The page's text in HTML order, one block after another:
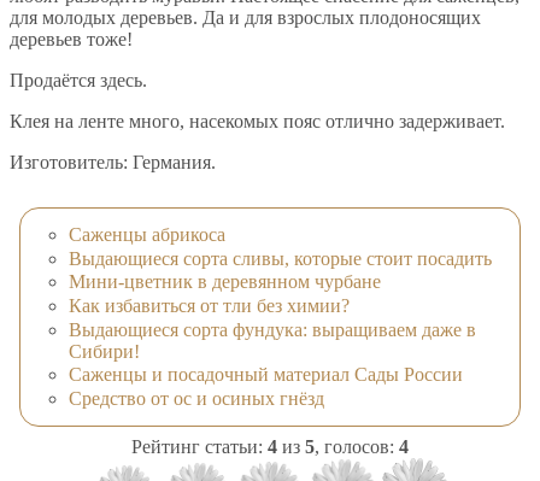
для молодых деревьев. Да и для взрослых плодоносящих
деревьев тоже!
Продаётся здесь.
Клея на ленте много, насекомых пояс отлично задерживает.
Изготовитель: Германия.
Саженцы абрикоса
Выдающиеся сорта сливы, которые стоит посадить
Мини-цветник в деревянном чурбане
Как избавиться от тли без химии?
Выдающиеся сорта фундука: выращиваем даже в
Сибири!
Саженцы и посадочный материал Сады России
Средство от ос и осиных гнёзд
Рейтинг статьи: 4 из 5, голосов: 4